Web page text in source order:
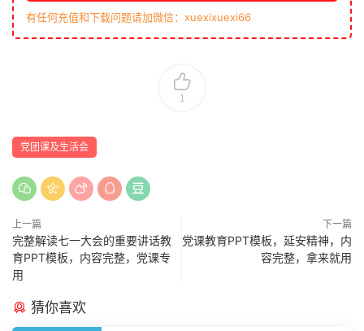
有任何充值和下载问题请加微信：xuexixuexi66
1
党团课及生活会
上一篇
完整解读七一大会的重要讲话教
育PPT模板，内容完整，党课专
用
下一篇
党课教育PPT模板，延安精神，内
容完整，拿来就用
猜你喜欢